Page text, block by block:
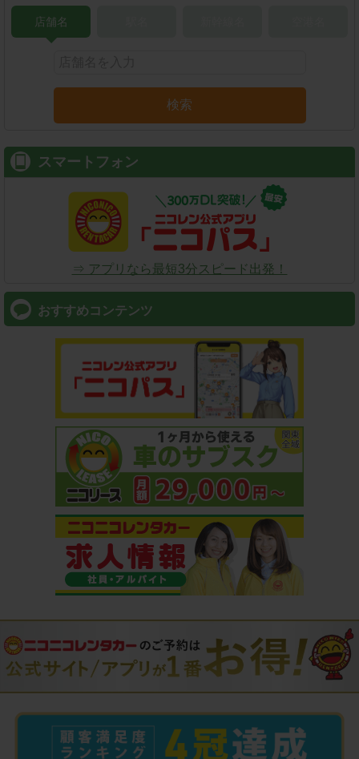
店舗名
検索
スマートフォン
⇒ アプリなら最短3分スピード出発！
おすすめコンテンツ